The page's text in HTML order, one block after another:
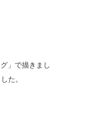
」 で描きまし
た。